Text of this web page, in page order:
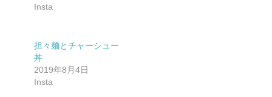
Insta
担々麺とチャーシュー
丼
2019年8月4日
Insta